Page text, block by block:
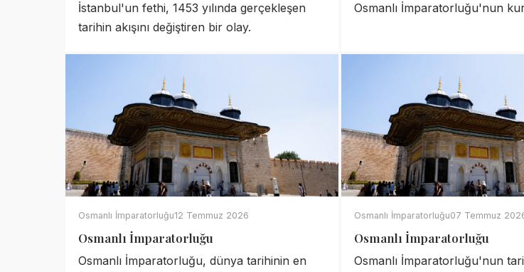
İstanbul'un fethi, 1453 yılında gerçekleşen
tarihin akışını değiştiren bir olay.
Osmanlı İmparatorluğu'nun
Osmanlı İmparatorluğu12 Temmuz 2026
Osmanlı İmparatorluğu
Osmanlı İmparatorluğu, dünya tarihinin en
Osmanlı İmparatorluğu07 Temmuz
Osmanlı İmparatorluğu
Osmanlı İmparatorluğu'nun